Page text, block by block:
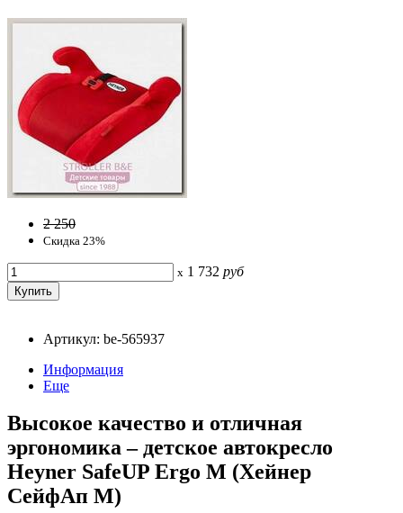
2 250
Скидка 23%
x 1 732 руб
Артикул: be-565937
Информация
Еще
Высокое качество и отличная
эргономика – детское автокресло
Heyner SafeUP Ergo M (Хейнер
СейфАп М)